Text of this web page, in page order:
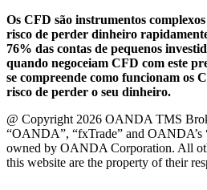
Os CFD são instrumentos
risco de perder dinheiro
76% das contas de pequenos
quando negoceiam CFD com este
se compreende como funcionam os
risco de perder o seu dinheiro.
@ Copyright 2026 OANDA TMS
“OANDA”, “fxTrade” and OANDA’s
owned by OANDA Corporation. All
this website are the property of their